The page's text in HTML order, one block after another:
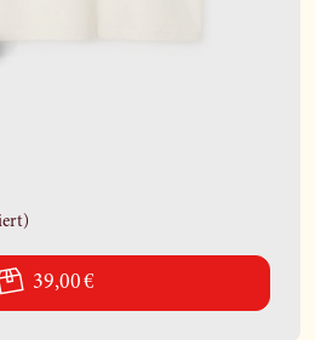
39,00 €